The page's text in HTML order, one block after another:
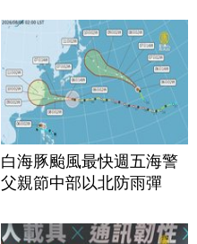
白海豚颱風最快週五海警
父親節中部以北防雨彈